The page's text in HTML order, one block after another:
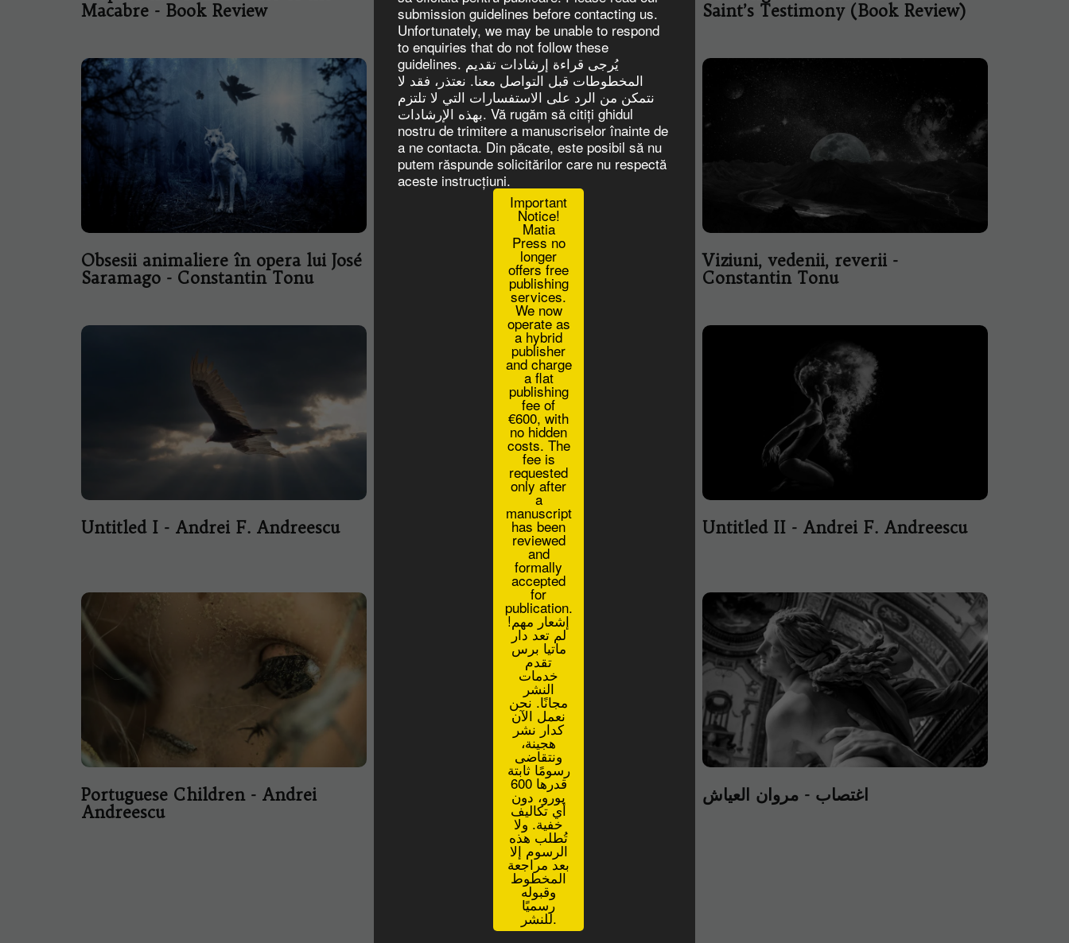
Important
Notice!
Matia
Press no
longer
offers free
publishing
services.
We now
operate as
a hybrid
publisher
and charge
a flat
publishing
fee of
€600, with
no hidden
costs. The
fee is
requested
only after
a
manuscript
has been
reviewed
and
formally
accepted
for
publication.
إشعار مهم!
لم تعد دار
ماتيا برس
تقدم
خدمات
النشر
مجانًا. نحن
نعمل الآن
كدار نشر
هجينة،
ونتقاضى
رسومًا ثابتة
قدرها 600
يورو، دون
أي تكاليف
خفية. ولا
تُطلب هذه
الرسوم إلا
بعد مراجعة
المخطوط
وقبوله
رسميًا
للنشر.
submission guidelines before contacting us.
Unfortunately, we may be unable to respond
to enquiries that do not follow these
guidelines. يُرجى قراءة إرشادات تقديم
المخطوطات قبل التواصل معنا. نعتذر، فقد لا
نتمكن من الرد على الاستفسارات التي لا تلتزم
بهذه الإرشادات. Vă rugăm să citiți ghidul
nostru de trimitere a manuscriselor înainte de
a ne contacta. Din păcate, este posibil să nu
putem răspunde solicitărilor care nu respectă
aceste instrucțiuni.
Macabre - Book Review
Maitland - Book Review
Saint’s Testimony (Book Review)
Obsesii animaliere în opera lui José
Saramago - Constantin Tonu
Tânăr la 21 ani - caut ţară —
Andrei Andreescu
Viziuni, vedenii, reverii -
Constantin Tonu
Untitled I - Andrei F. Andreescu
Phantom Limb - Andrei F.
Untitled II - Andrei F. Andreescu
Portuguese Children - Andrei
Andreescu
الهجوم نحو الرّيح — حسين خضّور اغتصاب - مروان العياش
2 3 4